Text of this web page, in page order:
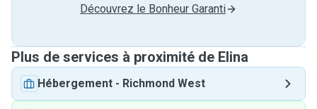
Découvrez le Bonheur Garanti
Plus de services à proximité de Elina
Hébergement - Richmond West